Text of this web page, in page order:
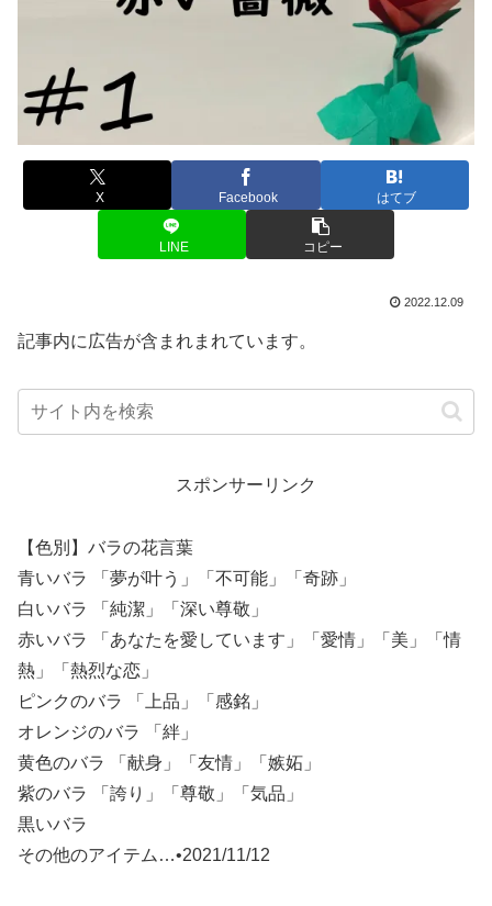
X Facebook はてブ
LINE コピー
2022.12.09
記事内に広告が含まれまれています。
スポンサーリンク
【色別】バラの花言葉
青いバラ 「夢が叶う」「不可能」「奇跡」
白いバラ 「純潔」「深い尊敬」
赤いバラ 「あなたを愛しています」「愛情」「美」「情
熱」「熱烈な恋」
ピンクのバラ 「上品」「感銘」
オレンジのバラ 「絆」
黄色のバラ 「献身」「友情」「嫉妬」
紫のバラ 「誇り」「尊敬」「気品」
黒いバラ
その他のアイテム…•2021/11/12